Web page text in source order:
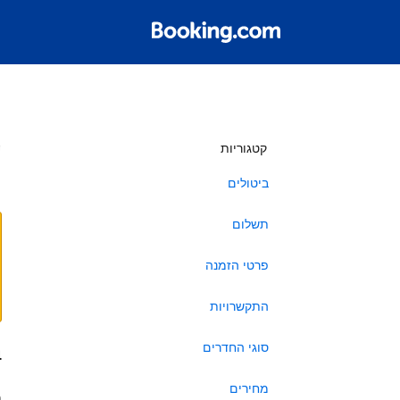
קטגוריות
ביטולים
תשלום
פרטי הזמנה
התקשרויות
סוגי החדרים
מחירים